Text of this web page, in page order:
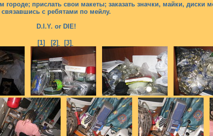
городе; прислать свои макеты; заказать значки, майки, диски
связавшись с ребятами по мейлу.
D.I.Y. or DIE!
[1] [2] [3]